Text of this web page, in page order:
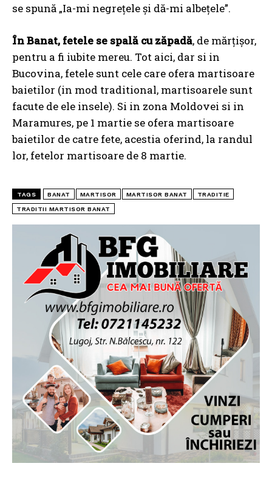
se spună „Ia-mi negrețele şi dă-mi albeţele”.
În Banat, fetele se spală cu zăpadă, de mărțișor,
pentru a fi iubite mereu. Tot aici, dar si in
Bucovina, fetele sunt cele care ofera martisoare
baietilor (in mod traditional, martisoarele sunt
facute de ele insele). Si in zona Moldovei si in
Maramures, pe 1 martie se ofera martisoare
baietilor de catre fete, acestia oferind, la randul
lor, fetelor martisoare de 8 martie.
TAGS BANAT MARTISOR MARTISOR BANAT TRADITIE
TRADITII MARTISOR BANAT